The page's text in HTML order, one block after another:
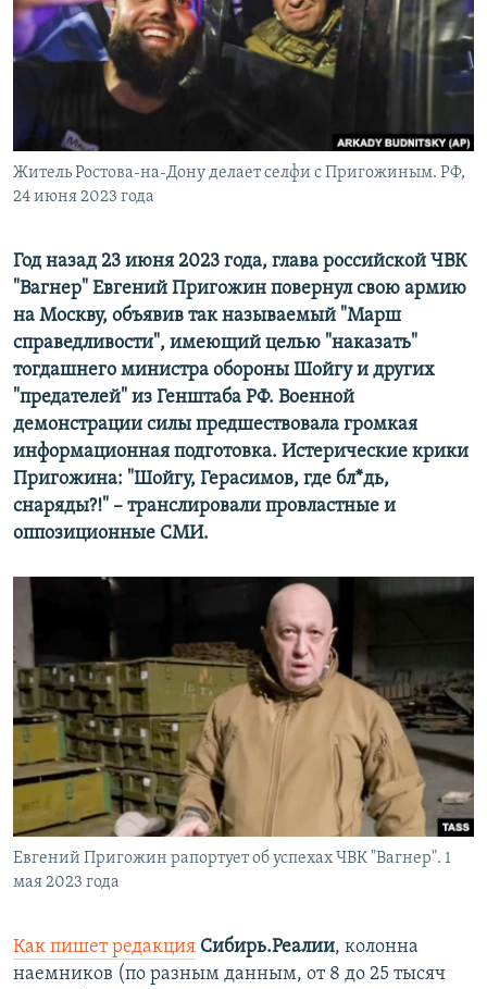
ПОБЕДИТЕЛЕЙ НЕ СУДЯТ?
КРЫМ.НЕПОКОРЕННЫЙ
УКРАИНСКАЯ ПРОБЛЕМА КРЫМА
ПРИСОЕДИНЯЙТЕСЬ!
Все сайты RFE/RL
Житель Ростова-на-Дону делает селфи с Пригожиным. РФ,
24 июня 2023 года
Год назад 23 июня 2023 года, глава российской ЧВК
"Вагнер" Евгений Пригожин повернул свою армию
на Москву, объявив так называемый "Марш
справедливости", имеющий целью "наказать"
тогдашнего министра обороны Шойгу и других
"предателей" из Генштаба РФ. Военной
демонстрации силы предшествовала громкая
информационная подготовка. Истерические крики
Пригожина: "Шойгу, Герасимов, где бл*дь,
снаряды?!" – транслировали провластные и
оппозиционные СМИ.
Евгений Пригожин рапортует об успехах ЧВК "Вагнер". 1
мая 2023 года
Как пишет редакция Сибирь.Реалии, колонна
наемников (по разным данным, от 8 до 25 тысяч